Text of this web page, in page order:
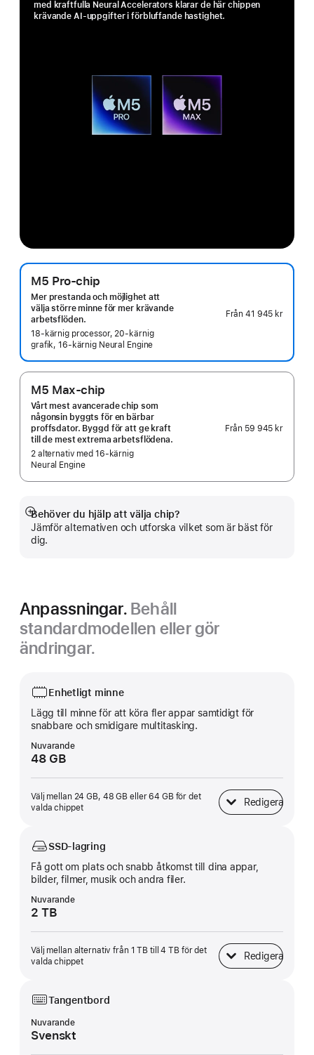
med kraftfulla Neural Accelerators klarar de här chippen
krävande AI-uppgifter i förbluffande hastighet.
M5 Pro-chip
Mer prestanda och möjlighet att
välja större minne för mer krävande
arbetsflöden.
18‑kärnig processor, 20‑kärnig
grafik, 16‑kärnig Neural Engine
Från41 945 kr
M5 Max-chip
Vårt mest avancerade chip som
någonsin byggts för en bärbar
proffsdator. Byggd för att ge kraft
till de mest extrema arbetsflödena.
2 alternativ med 16-kärnig
Neural Engine
Från 59 945 kr
Behöver du hjälp att välja chip?
Jämför alternativen och utforska vilket som är bäst för
dig.
Visa
mer
Anpassningar. Behåll
standardmodellen eller gör
ändringar.
Enhetligt minne
Lägg till minne för att köra fler appar samtidigt för
snabbare och smidigare multitasking.
Nuvarande
48 GB
Välj mellan 24 GB, 48 GB eller 64 GB för det
valda chippet
Redigera
Enhetligt minne
SSD-lagring
Få gott om plats och snabb åtkomst till dina appar,
bilder, filmer, musik och andra filer.
Nuvarande
2 TB
Välj mellan alternativ från 1 TB till 4 TB för det
valda chippet
Redigera
SSD-lagring
Tangentbord
Nuvarande
Svenskt